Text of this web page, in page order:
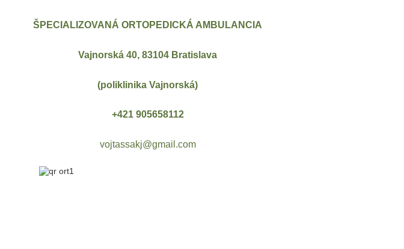
ŠPECIALIZOVANÁ ORTOPEDICKÁ AMBULANCIA
Vajnorská 40, 83104 Bratislava
(poliklinika Vajnorská)
+421 905658112
vojtassakj@gmail.com